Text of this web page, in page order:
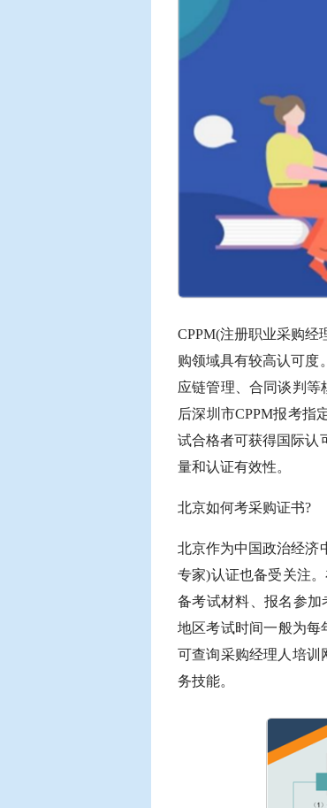
CPPM(注册职业采购经
购领域具有较高认可度
应链管理、合同谈判等
后深圳市CPPM报考指
试合格者可获得国际认
量和认证有效性。
北京如何考采购证书?
北京作为中国政治经济
专家)认证也备受关注
备考试材料、报名参
地区考试时间一般为每
可查询采购经理人培训
务技能。